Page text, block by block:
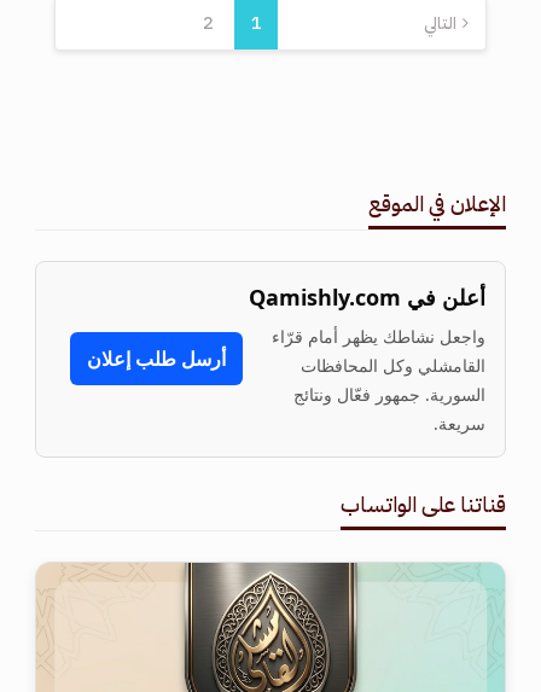
1
2 التالي
الإعلان في الموقع
أعلن في Qamishly.com
واجعل نشاطك يظهر أمام قرّاء
القامشلي وكل المحافظات
السورية. جمهور فعّال ونتائج
سريعة.
أرسل طلب إعلان
قناتنا على الواتساب